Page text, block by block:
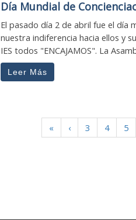
Día Mundial de
El pasado día 2 de abril fue el día
nuestra indiferencia hacia ellos y
IES todos "ENCAJAMOS". La
Leer Más
« ‹ 3 4 5